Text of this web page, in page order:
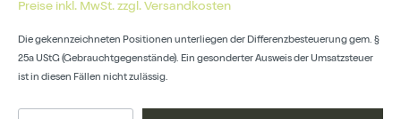
Preise inkl. MwSt. zzgl. Versandkosten
Die gekennzeichneten Positionen unterliegen der Differenzbesteuerung gem. §
25a UStG (Gebrauchtgegenstände). Ein gesonderter Ausweis der Umsatzsteuer
ist in diesen Fällen nicht zulässig.